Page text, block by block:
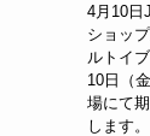
4月10日
ショッ
ルトイ
10日（
場にて
します